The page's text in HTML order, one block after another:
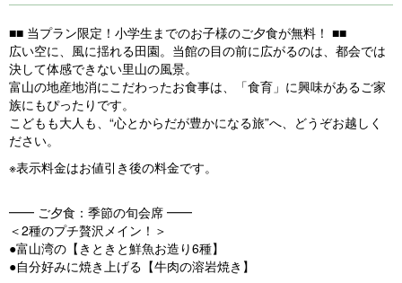
■■ 当プラン限定！小学生までのお子様のご夕食が無料！ ■■
広い空に、風に揺れる田園。当館の目の前に広がるのは、都会では
決して体感できない里山の風景。
富山の地産地消にこだわったお食事は、「食育」に興味があるご家
族にもぴったりです。
こどもも大人も、“心とからだが豊かになる旅”へ、どうぞお越しく
ださい。
※表示料金はお値引き後の料金です。
━━ ご夕食：季節の旬会席 ━━
＜2種のプチ贅沢メイン！＞
●富山湾の【きときと鮮魚お造り6種】
●自分好みに焼き上げる【牛肉の溶岩焼き】